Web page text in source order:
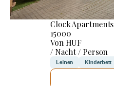
Clock Apartments
15000
Von HUF
/ Nacht / Person
Leinen Kinderbett